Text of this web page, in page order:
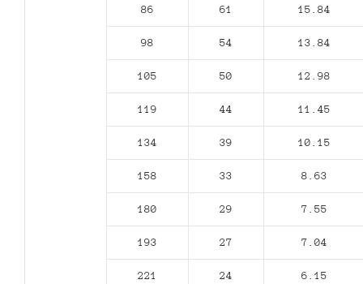
86 61 15.84
98 54 13.84
105 50 12.98
119 44 11.45
134 39 10.15
158 33 8.63
180 29 7.55
193 27 7.04
221 24 6.15